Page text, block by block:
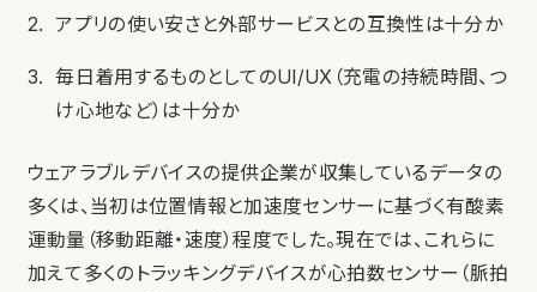
アプリの使い安さと外部サービスとの互換性は十分か
毎日着用するものとしてのUI/UX（充電の持続時間、つ
け心地など）は十分か
ウェアラブルデバイスの提供企業が収集しているデータの
多くは、当初は位置情報と加速度センサーに基づく有酸素
運動量（移動距離・速度）程度でした。現在では、これらに
加えて多くのトラッキングデバイスが心拍数センサー（脈拍